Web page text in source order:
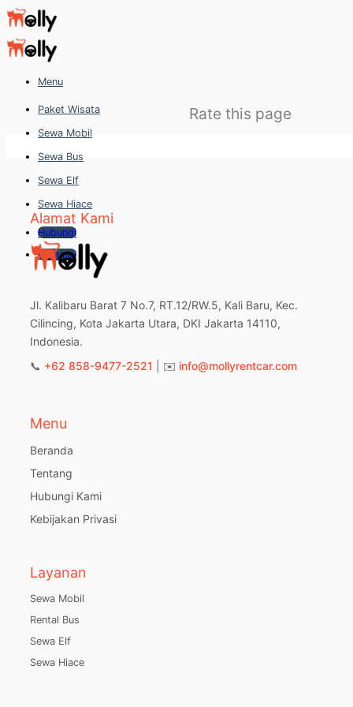
Skip
to
content
Menu
Paket Wisata
Sewa Mobil
Sewa Bus
Sewa Elf
Sewa Hiace
Hubungi
Hubungi
Rate this page
Alamat Kami
Jl. Kalibaru Barat 7 No.7, RT.12/RW.5, Kali Baru, Kec.
Cilincing, Kota Jakarta Utara, DKI Jakarta 14110,
Indonesia.
📞 +62 858-9477-2521 | ✉️ info@mollyrentcar.com
Menu
Beranda
Tentang
Hubungi Kami
Kebijakan Privasi
Layanan
Sewa Mobil
Rental Bus
Sewa Elf
Sewa Hiace